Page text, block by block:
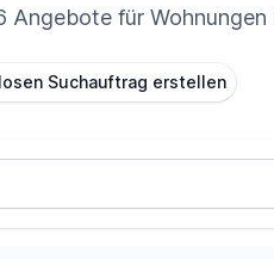
Angebote für
Suchauftrag erstellen